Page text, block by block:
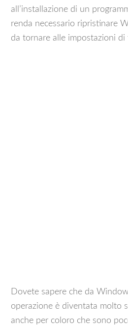
all’installazione di un
renda necessario ripristinare
da tornare alle impostazioni di
Dovete sapere che da
operazione è diventata molto
anche per coloro che sono